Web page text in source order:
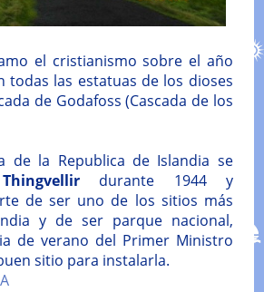
el cristianismo sobre el año
todas las estatuas de los dioses
de Godafoss (Cascada de los
de la Republica de Islandia se
Thingvellir durante 1944 y
de ser uno de los sitios más
y de ser parque nacional,
de verano del Primer Ministro
sitio para instalarla.